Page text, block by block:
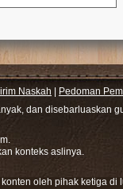
Naskah
Pedoman
dan disebarluaskan
konteks aslinya.
oleh pihak ketiga di